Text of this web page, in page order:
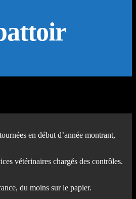
en début d’année montrant,
vétérinaires chargés des contrôles.
du moins sur le papier.